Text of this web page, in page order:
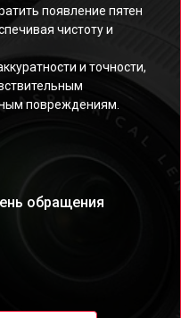
появление пятен
чистоту и
и точности,
повреждениям.
обращения